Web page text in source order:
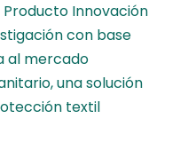
Producto Innovación
con base
al mercado
una solución
textil